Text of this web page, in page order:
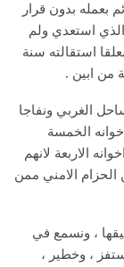
بعمله بدون قرار
استعدي ولم
استقالته سنة
من ابين .
الغربي ونفاجا
الخمسة
الاربعة لانهم
الامني ممن
، ونسمع في
، وخطير ،